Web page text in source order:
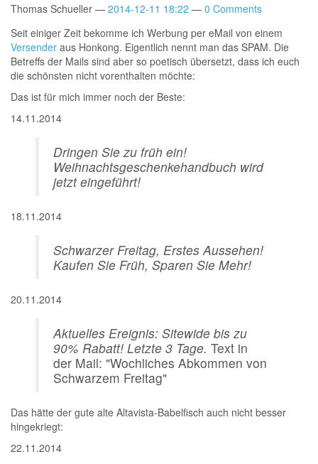
Thomas Schueller 2014-12-11 18:22
0 Comments
Seit einiger Zeit bekomme ich Werbung per eMail von einem
Versender aus Honkong. Eigentlich nennt man das SPAM. Die
Betreffs der Mails sind aber so poetisch übersetzt, dass ich euch
die schönsten nicht vorenthalten möchte:
Das ist für mich immer noch der Beste:
14.11.2014
Dringen Sie zu früh ein!
Weihnachtsgeschenkehandbuch wird
jetzt eingeführt!
18.11.2014
Schwarzer Freitag, Erstes Aussehen!
Kaufen Sie Früh, Sparen Sie Mehr!
20.11.2014
Aktuelles Ereignis: Sitewide bis zu
90% Rabatt! Letzte 3 Tage. Text in
der Mail: "Wochliches Abkommen von
Schwarzem Freitag"
Das hätte der gute alte Altavista-Babelfisch auch nicht besser
hingekriegt:
22.11.2014